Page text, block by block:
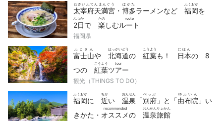
太宰府天満宮
だざいふてんまんぐう
・ 博多
はかた
ラーメンなど 福岡
ふくおか
を
2日
ふつか
で 楽
たの
しむルート
route
福岡県
富士山
ふじさん
や 北海道
ほっかいどう
の 紅葉
こうよう
も！ 日本
にほん
の 8
つの 紅葉
こうよう
ツアー
tour
観光（THINGS TO DO）
福岡
ふくおか
に 近
ちか
い 温泉
おんせん
「別府
べっぷ
」と「由布院
ゆふいん
」い
きかた・ オススメ
recommended
の 温泉旅館
おんせんりょかん